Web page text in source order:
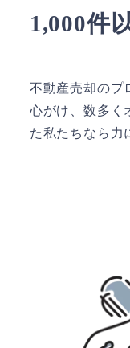
1,000件
不動産売却のプ
心がけ、数多く
た私たちなら力